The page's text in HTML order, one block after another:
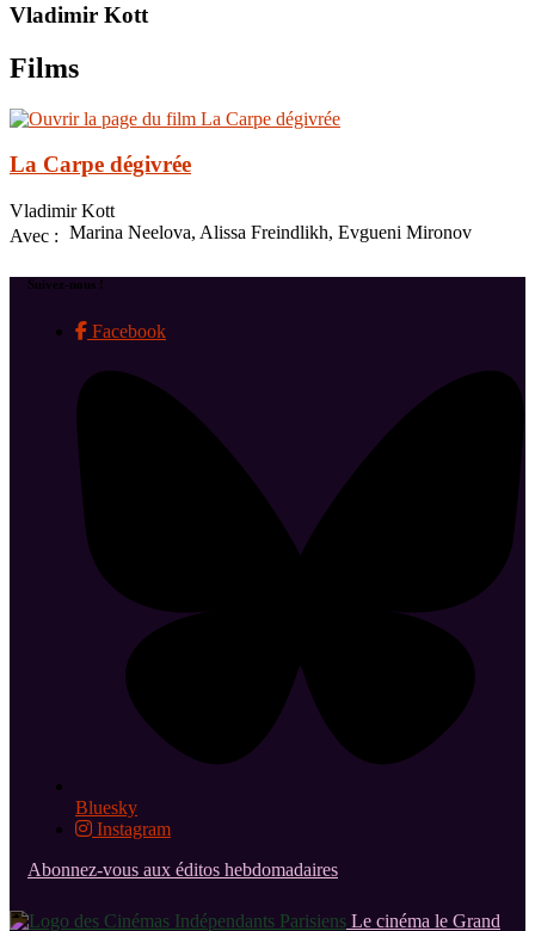
Vladimir Kott
Films
La Carpe dégivrée
Vladimir Kott
Avec : Marina Neelova, Alissa Freindlikh, Evgueni Mironov
Suivez-nous !
Facebook
Bluesky
Instagram
Abonnez-vous aux éditos hebdomadaires
Le cinéma le Grand